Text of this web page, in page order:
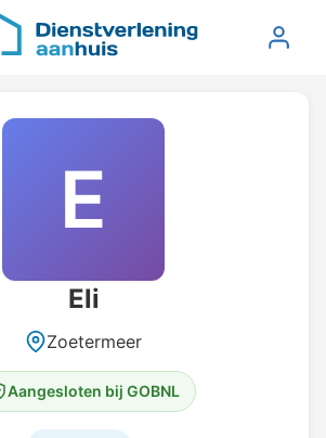
E
Eli
Zoetermeer
Aangesloten bij GOBNL